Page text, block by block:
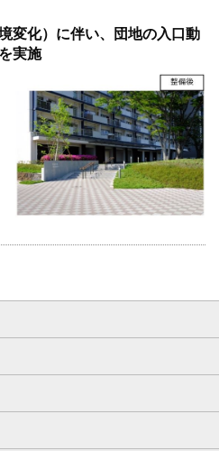
変化）に伴い、団地の入口動
実施